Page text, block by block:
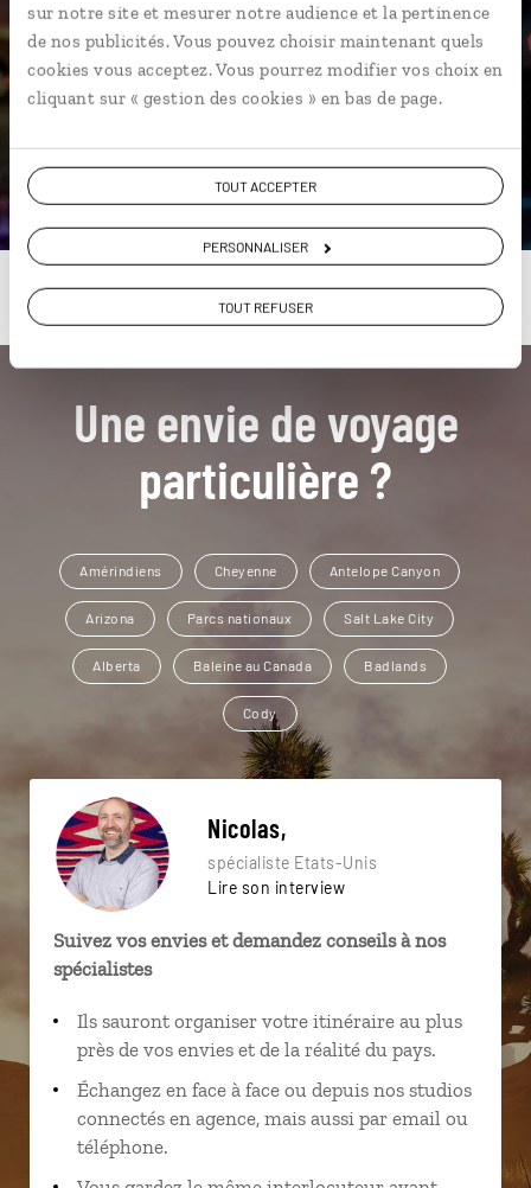
sur notre site et mesurer notre audience et la pertinence
de nos publicités. Vous pouvez choisir maintenant quels
cookies vous acceptez. Vous pourrez modifier vos choix en
cliquant sur « gestion des cookies » en bas de page.
TOUT ACCEPTER
PERSONNALISER
TOUT REFUSER
Etats-Unis
DÉCOUVRIR
Une envie de voyage
particulière ?
Amérindiens Cheyenne Antelope Canyon
Arizona Parcs nationaux Salt Lake City
Alberta Baleine au Canada Badlands
Cody
Nicolas,
spécialiste Etats-Unis
Lire son interview
Suivez vos envies et demandez conseils à nos
spécialistes
Ils sauront organiser votre itinéraire au plus
près de vos envies et de la réalité du pays.
Échangez en face à face ou depuis nos studios
connectés en agence, mais aussi par email ou
téléphone.